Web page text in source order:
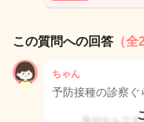
この質問への回答 （全
ちゃん
予防接種の診察ぐ